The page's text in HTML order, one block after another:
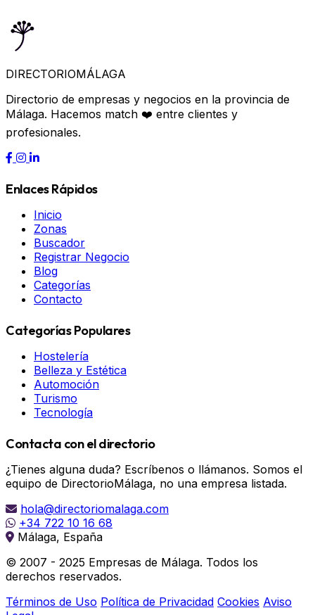
DIRECTORIOMÁLAGA
Directorio de empresas y negocios en la provincia de
Málaga. Hacemos match ❤️ entre clientes y
profesionales.
Enlaces Rápidos
Inicio
Zonas
Buscador
Registrar Negocio
Blog
Categorías
Contacto
Categorías Populares
Hostelería
Belleza y Estética
Automoción
Turismo
Tecnología
Contacta con el directorio
¿Tienes alguna duda? Escríbenos o llámanos. Somos el
equipo de DirectorioMálaga, no una empresa listada.
hola@directoriomalaga.com
+34 722 10 16 68
Málaga, España
© 2007 - 2025 Empresas de Málaga. Todos los
derechos reservados.
Términos de Uso Política de Privacidad Cookies Aviso